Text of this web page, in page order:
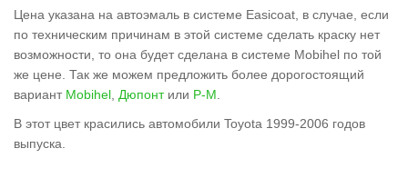
Цена указана на автоэмаль в системе Easicoat, в случае, если
по техническим причинам в этой системе сделать краску нет
возможности, то она будет сделана в системе Mobihel по той
же цене. Так же можем предложить более дорогостоящий
вариант Mobihel Дюпонтили Р-М
В этот цвет красились автомобили Toyota 1999-2006 годов
выпуска.